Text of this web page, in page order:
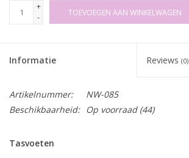
+
-
TOEVOEGEN AAN WINKELWAGEN
Informatie Reviews (0)
Artikelnummer:
NW-085
Beschikbaarheid:
Op voorraad(44)
Tasvoeten